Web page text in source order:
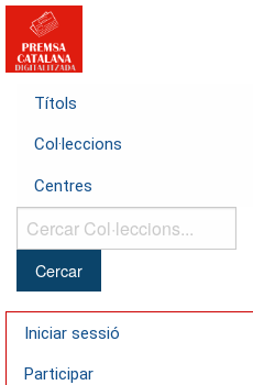
Títols
Col·leccions
Centres
Cercar
Col·leccions...
Iniciar sessió
Participar